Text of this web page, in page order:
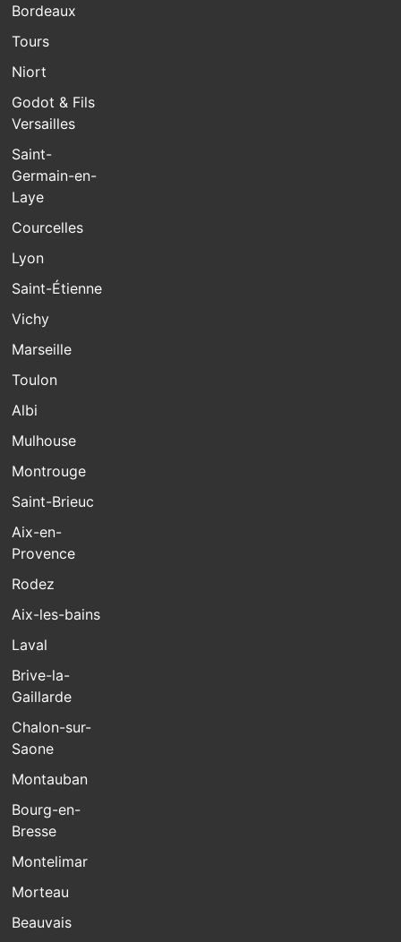
Bordeaux
Tours
Niort
Godot & Fils
Versailles
Saint-
Germain-en-
Laye
Courcelles
Lyon
Saint-Étienne
Vichy
Marseille
Toulon
Albi
Mulhouse
Montrouge
Saint-Brieuc
Aix-en-
Provence
Rodez
Aix-les-bains
Laval
Brive-la-
Gaillarde
Chalon-sur-
Saone
Montauban
Bourg-en-
Bresse
Montelimar
Morteau
Beauvais